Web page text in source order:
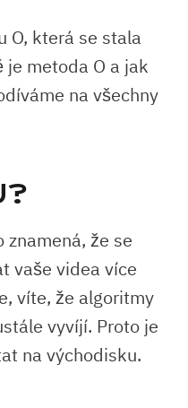
O, která se stala
metoda O a jak
na všechny
že se
vaše videa více
víte, že algoritmy
vyvíjí. Proto je
na východisku.